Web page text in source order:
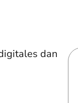
dan